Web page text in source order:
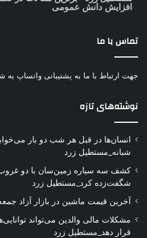
افزایش دانش عمومی
تماس با ما
جهت ارتباط با ما به پشتیبانی واتساپ به شماره 09056213048
نوشته‌های تازه
انسان‌ها در قبل هر شب دو بار
شبانه_مستطیل زرد
کشف سه سیاره زمین‌سان با دو غروب
شگفت‌زده کرد_مستطیل زرد
آخرین قیمت ماشین در بازار آزاد جمعه ۹ آبان ماه_مستطیل
مشکلات مالی والدین می‌تواند
قرار دهد_مستطیل زرد